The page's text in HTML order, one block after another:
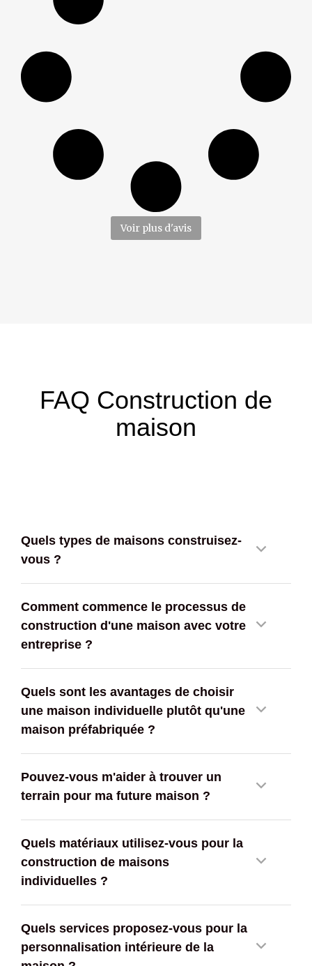
Voir plus d'avis
FAQ Construction de
maison
Quels types de maisons construisez-
vous ?
Comment commence le processus de
construction d'une maison avec votre
entreprise ?
Quels sont les avantages de choisir
une maison individuelle plutôt qu'une
maison préfabriquée ?
Pouvez-vous m'aider à trouver un
terrain pour ma future maison ?
Quels matériaux utilisez-vous pour la
construction de maisons
individuelles ?
Quels services proposez-vous pour la
personnalisation intérieure de la